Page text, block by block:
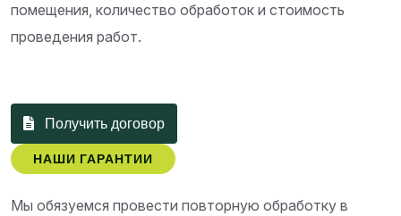
помещения, количество обработок и стоимость
проведения работ.
Получить договор
НАШИ ГАРАНТИИ
Мы обязуемся провести повторную обработку в